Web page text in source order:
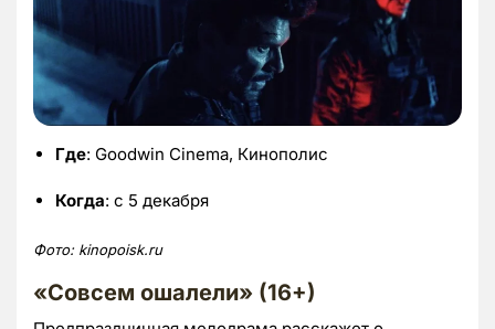
Где: Goodwin Cinema, Кинополис
Когда: с 5 декабря
Фото: kinopoisk.ru
«Совсем ошалели» (16+)